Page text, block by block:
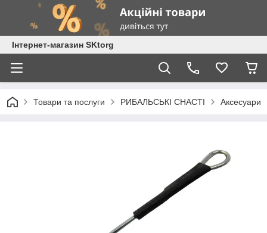
Інтернет-магазин SKtorg
Товари та послуги РИБАЛЬСЬКІ СНАСТІ Аксесуари